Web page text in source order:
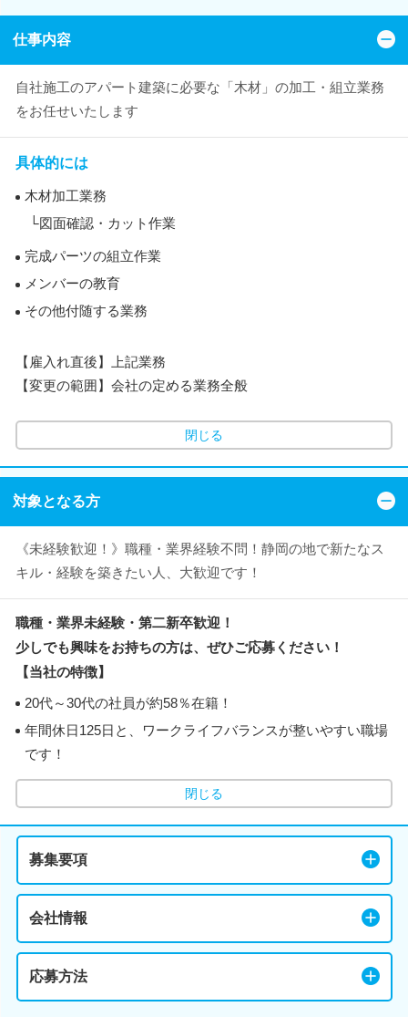
仕事内容
自社施工のアパート建築に必要な「木材」の加工・組立業務
をお任せいたします
具体的には
木材加工業務
└図面確認・カット作業
完成パーツの組立作業
メンバーの教育
その他付随する業務
【雇入れ直後】上記業務
【変更の範囲】会社の定める業務全般
閉じる
対象となる方
《未経験歓迎！》職種・業界経験不問！静岡の地で新たなス
キル・経験を築きたい人、大歓迎です！
職種・業界未経験・第二新卒歓迎！
少しでも興味をお持ちの方は、ぜひご応募ください！
【当社の特徴】
20代～30代の社員が約58％在籍！
年間休日125日と、ワークライフバランスが整いやすい職場
です！
閉じる
募集要項
会社情報
応募方法